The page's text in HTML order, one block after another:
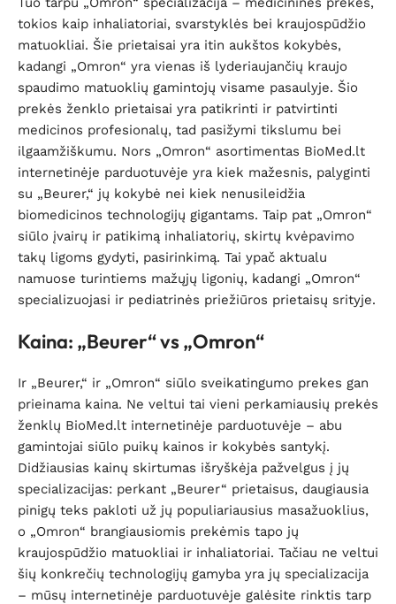
tokios kaip inhaliatoriai, svarstyklės bei kraujospūdžio
matuokliai. Šie prietaisai yra itin aukštos kokybės,
kadangi „Omron“ yra vienas iš lyderiaujančių kraujo
spaudimo matuoklių gamintojų visame pasaulyje. Šio
prekės ženklo prietaisai yra patikrinti ir patvirtinti
medicinos profesionalų, tad pasižymi tikslumu bei
ilgaamžiškumu. Nors „Omron“ asortimentas BioMed.lt
internetinėje parduotuvėje yra kiek mažesnis, palyginti
su „Beurer,“ jų kokybė nei kiek nenusileidžia
biomedicinos technologijų gigantams. Taip pat „Omron“
siūlo įvairų ir patikimą inhaliatorių, skirtų kvėpavimo
takų ligoms gydyti, pasirinkimą. Tai ypač aktualu
namuose turintiems mažųjų ligonių, kadangi „Omron“
specializuojasi ir pediatrinės priežiūros prietaisų srityje.
Kaina: „Beurer“ vs „Omron“
Ir „Beurer,“ ir „Omron“ siūlo sveikatingumo prekes gan
prieinama kaina. Ne veltui tai vieni perkamiausių prekės
ženklų BioMed.lt internetinėje parduotuvėje – abu
gamintojai siūlo puikų kainos ir kokybės santykį.
Didžiausias kainų skirtumas išryškėja pažvelgus į jų
specializacijas: perkant „Beurer“ prietaisus, daugiausia
pinigų teks pakloti už jų populiariausius masažuoklius,
o „Omron“ brangiausiomis prekėmis tapo jų
kraujospūdžio matuokliai ir inhaliatoriai. Tačiau ne veltui
šių konkrečių technologijų gamyba yra jų specializacija
– mūsų internetinėje parduotuvėje galėsite rinktis tarp